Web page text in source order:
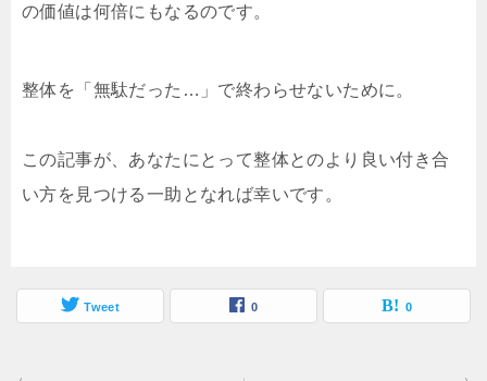
の価値は何倍にもなるのです。
整体を「無駄だった…」で終わらせないために。
この記事が、あなたにとって整体とのより良い付き合
い方を見つける一助となれば幸いです。
Tweet 0 0